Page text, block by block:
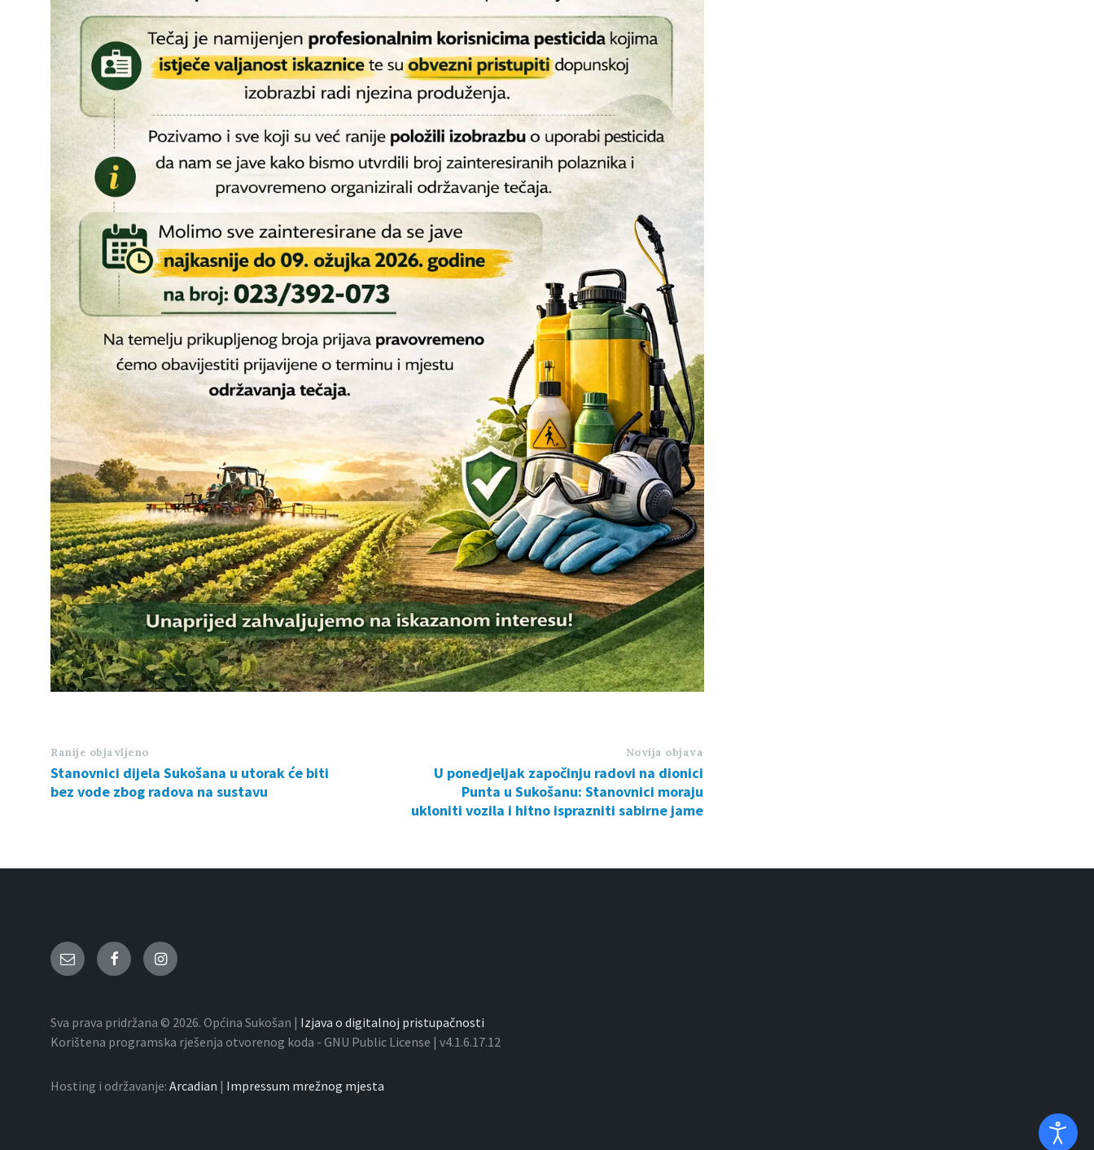
Ranije objavljeno
Stanovnici dijela Sukošana u utorak će biti
bez vode zbog radova na sustavu
Novija objava
U ponedjeljak započinju radovi na dionici
Punta u Sukošanu: Stanovnici moraju
ukloniti vozila i hitno isprazniti sabirne jame
Email FacebookInstagram
Sva prava pridržana © 2026. Općina Sukošan | Izjava o digitalnoj pristupačnosti
Korištena programska rješenja otvorenog koda - GNU Public License | v4.1.6.17.12
Hosting i održavanje: Arcadian | Impressum mrežnog mjesta